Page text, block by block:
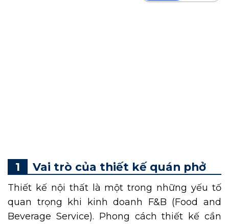
Vai trò của thiết kế quán phở
Thiết kế nội thất là một trong những yếu tố
quan trọng khi kinh doanh F&B (Food and
Beverage Service). Phong cách thiết kế cần